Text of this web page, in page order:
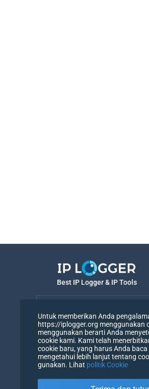
Best IP Logger & IP Tools
Bahasa
Untuk memberikan Anda
https://iplogger.org menggunakan
menggunakan berarti Anda
cookie kami. Kami telah
cookie baru, yang harus Anda
mengetahui lebih lanjut tentang
gunakan. Lihat politik Cookie